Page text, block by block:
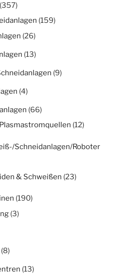
(357)
(159)
(26)
(13)
(9)
(4)
(66)
(12)
Schneidanlagen/Roboter
& Schweißen (23)
(190)
(3)
(8)
(13)